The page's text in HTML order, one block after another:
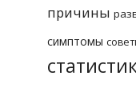
причины
симптомы